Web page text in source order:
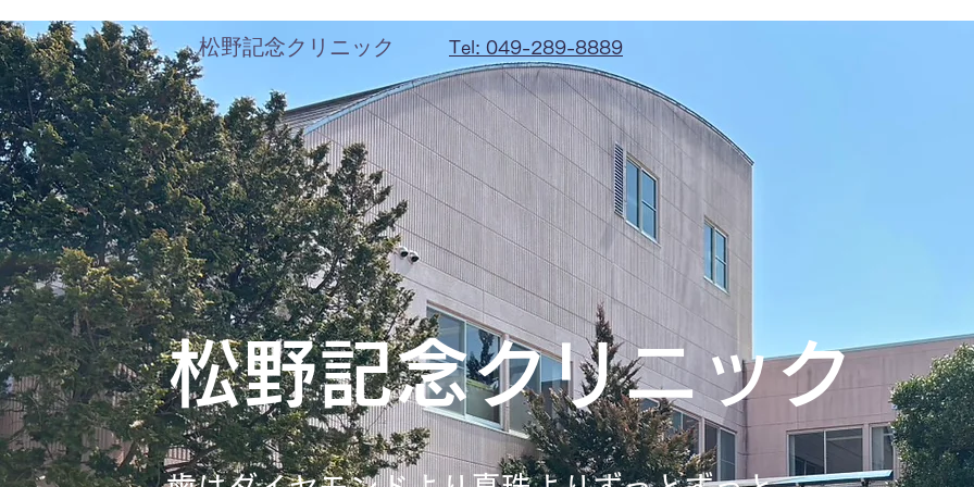
松野記念クリニック Tel: 049-289-8889
​松野記念クリニック